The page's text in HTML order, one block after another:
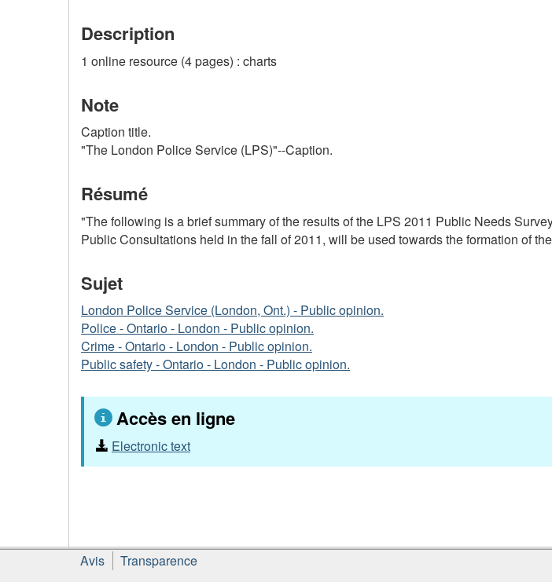
Description
1 online resource (4 pages) : charts
Note
Caption title.
"The London Police Service (LPS)"--Caption.
Résumé
"The following is a brief summary of the results of the LPS 2011 Public Needs
Public Consultations held in the fall of 2011, will be used towards the formation of
Sujet
London Police Service (London, Ont.) - Public opinion.
Police - Ontario - London - Public opinion.
Crime - Ontario - London - Public opinion.
Public safety - Ontario - London - Public opinion.
Accès en ligne
Electronic text
À
propos
Avis Transparence